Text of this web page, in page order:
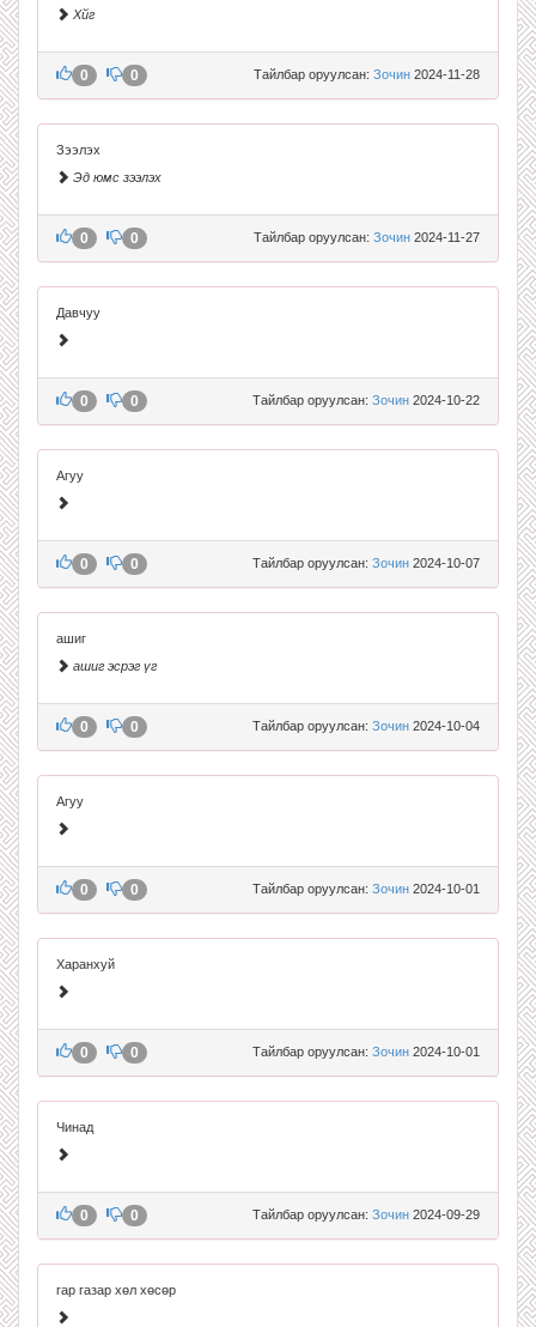
Хйг
Тайлбар оруулсан: Зочин 2024-11-28
0 0
Зээлэх
Эд юмс зээлэх
Тайлбар оруулсан: Зочин 2024-11-27
0 0
Давчуу
Тайлбар оруулсан: Зочин 2024-10-22
0 0
Агуу
Тайлбар оруулсан: Зочин 2024-10-07
0 0
ашиг
ашиг эсрэг үг
Тайлбар оруулсан: Зочин 2024-10-04
0 0
Агуу
Тайлбар оруулсан: Зочин 2024-10-01
0 0
Харанхуй
Тайлбар оруулсан: Зочин 2024-10-01
0 0
Чинад
Тайлбар оруулсан: Зочин 2024-09-29
0 0
гар газар хөл хөсөр